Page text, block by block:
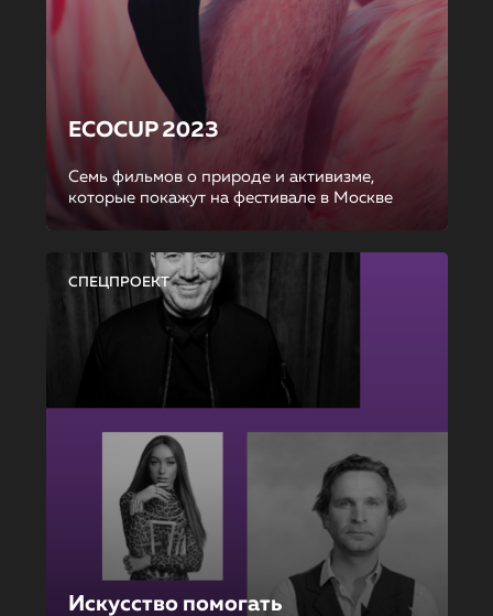
ECOCUP 2023
Семь фильмов о природе и активизме,
которые покажут на фестивале в Москве
СПЕЦПРОЕКТ
Искусство помогать